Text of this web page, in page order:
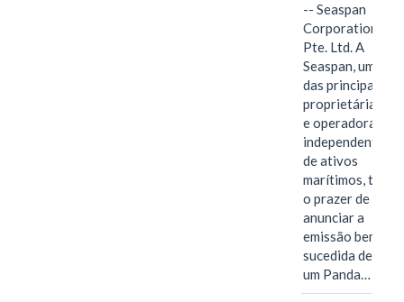
-- Seaspan
Corporation
Pte. Ltd. A
Seaspan, uma
das principais
proprietárias
e operadoras
independentes
de ativos
marítimos, tem
o prazer de
anunciar a
emissão bem-
sucedida de
um Panda…